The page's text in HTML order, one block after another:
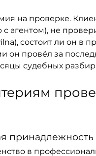
на проверке.
агентом), не
состоит ли он в
он провёл за
судебных
принадлежность
в